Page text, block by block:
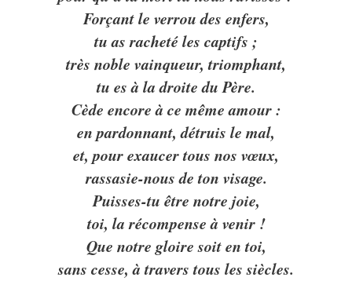
Forçant le verrou des enfers,
tu as racheté les captifs ;
très noble vainqueur, triomphant,
tu es à la droite du Père.
Cède encore à ce même amour :
en pardonnant, détruis le mal,
et, pour exaucer tous nos vœux,
rassasie-nous de ton visage.
Puisses-tu être notre joie,
toi, la récompense à venir !
Que notre gloire soit en toi,
sans cesse, à travers tous les siècles.